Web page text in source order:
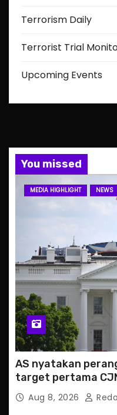
Terrorism Daily
Terrorist Trial
Upcoming Events
You missed
MEDIA HIGHLIGHT NEWS
AS nyatakan
target pertama
Aug 8, 2026